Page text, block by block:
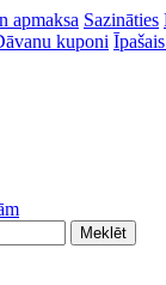
apmaksa Sazināties
kuponi
Meklēt